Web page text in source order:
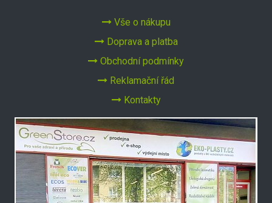
Vše o nákupu
Doprava a platba
Obchodní podmínky
Reklamační řád
Kontakty